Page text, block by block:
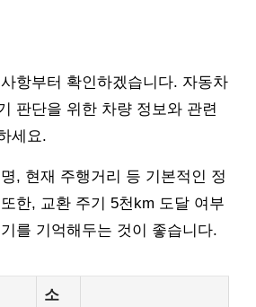
항부터 확인하겠습니다. 자동차
판단을 위한 차량 정보와 관련
세요.
, 현재 주행거리 등 기본적인 정
한, 교환 주기 5천km 도달 여부
를 기억해두는 것이 좋습니다.
소